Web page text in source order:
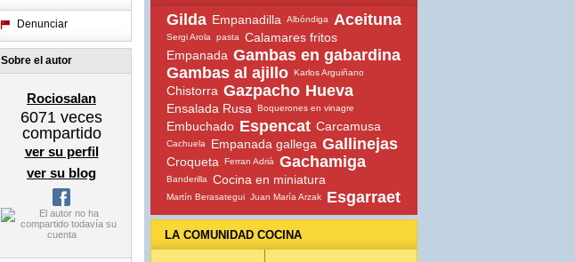
Denunciar
Sobre el autor
Rociosalan
6071 veces
compartido
ver su perfil
ver su blog
Gilda Empanadilla Albóndiga Aceituna
Sergi Arola pasta
Calamares fritos
Empanada Gambas en gabardina
Gambas al ajillo Karlos Arguiñano
Chistorra Gazpacho Hueva
Ensalada Rusa Boquerones en vinagre
Embuchado Espencat Carcamusa
Cachuela Empanada gallega Gallinejas
Croqueta Ferran Adrià Gachamiga
Banderilla Cocina en miniatura
Martín Berasategui Juan María Arzak Esgarraet
LA COMUNIDAD COCINA